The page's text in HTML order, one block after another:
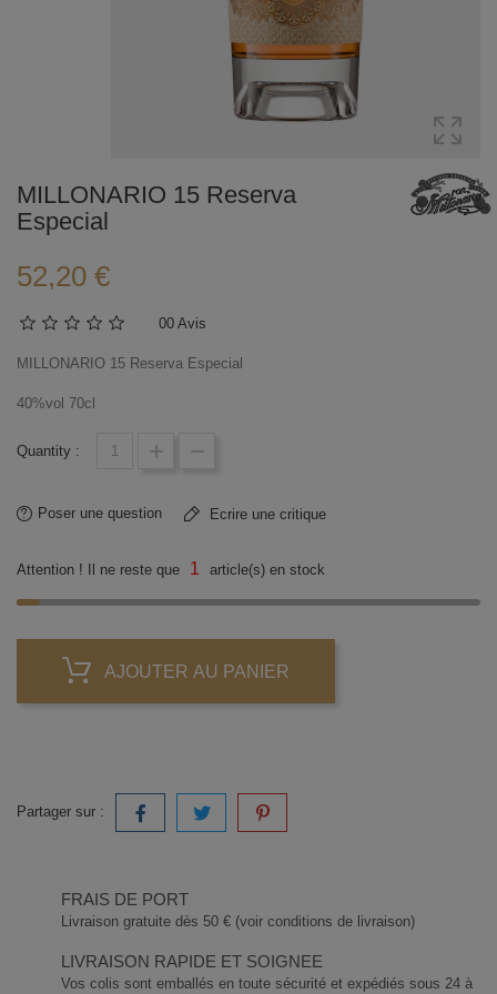
MILLONARIO 15 Reserva
Especial
52,20 €
00 Avis
MILLONARIO 15 Reserva Especial
40%vol 70cl
Quantity :
Poser une question Ecrire une critique
Attention ! Il ne reste que 1 article(s) en stock
AJOUTER AU PANIER
Partager sur :
FRAIS DE PORT
Livraison gratuite dès 50 € (voir conditions de livraison)
LIVRAISON RAPIDE ET SOIGNEE
Vos colis sont emballés en toute sécurité et expédiés sous 24 à